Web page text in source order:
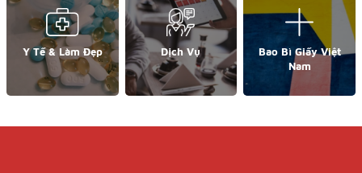
Y Tế & Làm Đẹp Dịch Vụ
Bao Bì Giấy Việt
Nam